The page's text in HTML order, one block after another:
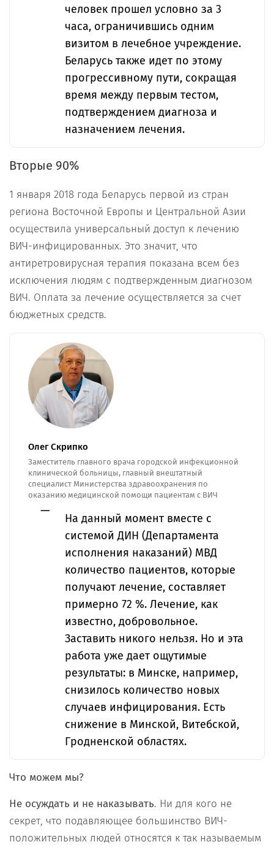
человек прошел условно за 3
часа, ограничившись одним
визитом в лечебное учреждение.
Беларусь также идет по этому
прогрессивному пути, сокращая
время между первым тестом,
подтверждением диагноза и
назначением лечения.
Вторые 90%
1 января 2018 года Беларусь первой из стран
региона Восточной Европы и Центральной Азии
осуществила универсальный доступ к лечению
ВИЧ-инфицированных. Это значит, что
антиретровирусная терапия показана всем без
исключения людям с подтвержденным диагнозом
ВИЧ. Оплата за лечение осуществляется за счет
бюджетных средств.
Олег Скрипко
Заместитель главного врача городской инфекционной
клинической больницы, главный внештатный
специалист Министерства здравоохранения по
оказанию медицинской помощи пациентам с ВИЧ
На данный момент вместе с
системой ДИН (Департамента
исполнения наказаний) МВД
количество пациентов, которые
получают лечение, составляет
примерно 72 %. Лечение, как
известно, добровольное.
Заставить никого нельзя. Но и эта
работа уже дает ощутимые
результаты: в Минске, например,
снизилось количество новых
случаев инфицирования. Есть
снижение в Минской, Витебской,
Гродненской областях.
Что можем мы?
Не осуждать и не наказывать. Ни для кого не
секрет, что подавляющее большинство ВИЧ-
положительных людей относятся к так называемым